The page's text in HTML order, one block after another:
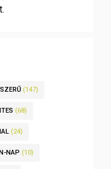
(147)
(68)
(24)
NAP (10)